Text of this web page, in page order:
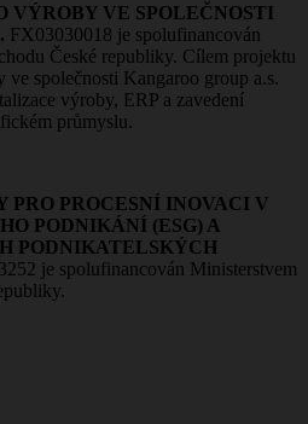
VÝROBY VE SPOLEČNOSTI
FX03030018 je spolufinancován
České republiky. Cílem projektu
společnosti Kangaroo group a.s.
výroby, ERP a zavedení
průmyslu.
PRO PROCESNÍ INOVACI V
PODNIKÁNÍ (ESG) A
PODNIKATELSKÝCH
je spolufinancován Ministerstvem